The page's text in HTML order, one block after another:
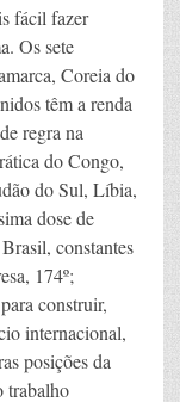
fácil fazer
Os sete
Coreia do
têm a renda
regra na
do Congo,
do Sul, Líbia,
dose de
constantes
174º;
construir,
internacional,
posições da
trabalho